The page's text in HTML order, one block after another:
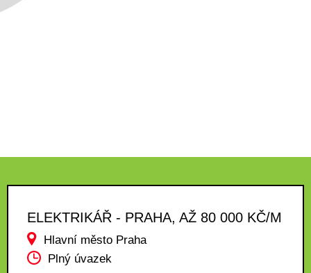
ELEKTRIKÁŘ - PRAHA, AŽ 80 000 KČ/M
Hlavní město Praha
Plný úvazek